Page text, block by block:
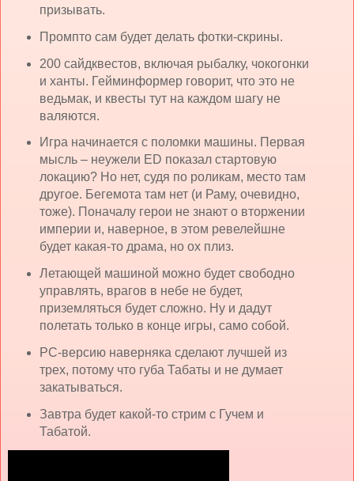
призывать.
Промпто сам будет делать фотки-скрины.
200 сайдквестов, включая рыбалку, чокогонки
и ханты. Гейминформер говорит, что это не
ведьмак, и квесты тут на каждом шагу не
валяются.
Игра начинается с поломки машины. Первая
мысль – неужели ED показал стартовую
локацию? Но нет, судя по роликам, место там
другое. Бегемота там нет (и Раму, очевидно,
тоже). Поначалу герои не знают о вторжении
империи и, наверное, в этом ревелейшне
будет какая-то драма, но ох плиз.
Летающей машиной можно будет свободно
управлять, врагов в небе не будет,
приземляться будет сложно. Ну и дадут
полетать только в конце игры, само собой.
PC-версию наверняка сделают лучшей из
трех, потому что губа Табаты и не думает
закатываться.
Завтра будет какой-то стрим с Гучем и
Табатой.